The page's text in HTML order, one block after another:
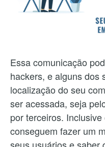
Essa comunicação
hackers, e alguns dos
localização do seu
ser acessada, seja
por terceiros.
conseguem fazer um